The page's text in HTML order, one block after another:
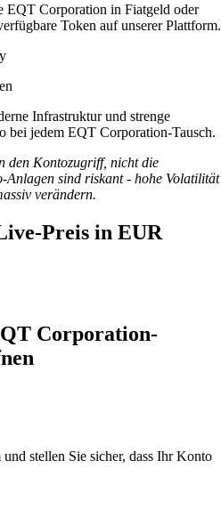
EQT Corporation in Fiatgeld oder
Token auf unserer Plattform.
Infrastruktur und strenge
bei jedem EQT Corporation-Tausch.
den Kontozugriff, nicht die
Anlagen sind riskant - hohe Volatilität
verändern.
Preis in EUR
Corporation-
stellen Sie sicher, dass Ihr Konto